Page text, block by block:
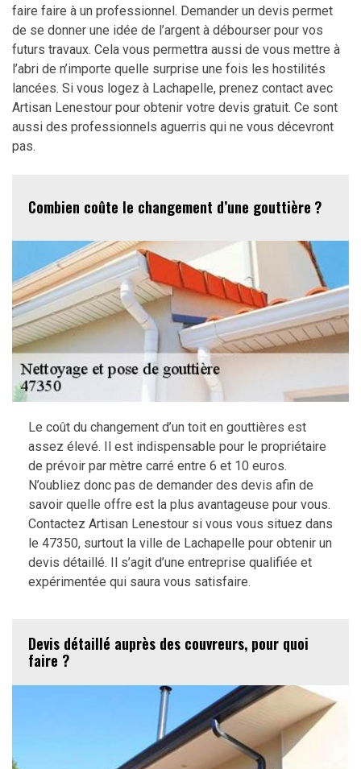
faire faire à un professionnel. Demander un devis permet
de se donner une idée de l’argent à débourser pour vos
futurs travaux. Cela vous permettra aussi de vous mettre à
l’abri de n’importe quelle surprise une fois les hostilités
lancées. Si vous logez à Lachapelle, prenez contact avec
Artisan Lenestour pour obtenir votre devis gratuit. Ce sont
aussi des professionnels aguerris qui ne vous décevront
pas.
Combien coûte le changement d’une gouttière ?
Le coût du changement d’un toit en gouttières est
assez élevé. Il est indispensable pour le propriétaire
de prévoir par mètre carré entre 6 et 10 euros.
N’oubliez donc pas de demander des devis afin de
savoir quelle offre est la plus avantageuse pour vous.
Contactez Artisan Lenestour si vous vous situez dans
le 47350, surtout la ville de Lachapelle pour obtenir un
devis détaillé. Il s’agit d’une entreprise qualifiée et
expérimentée qui saura vous satisfaire.
Devis détaillé auprès des couvreurs, pour quoi
faire ?